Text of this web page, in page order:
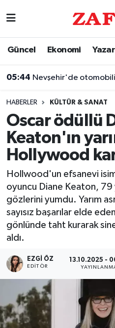
Güncel Ekonomi
05:44 Nevşehir'de
HABERLER KÜLTÜR & SANAT
Oscar ödüllü
Keaton'ın
Hollywood
Hollwood'un efsanevi
oyuncu Diane Keaton, 79
gözlerini yumdu. Yarım
sayısız başarılar elde
gönlünde taht kurarak
aldı.
EZGI ÖZ
EDITÖR
13.10.2025 -
Nöbetçi Eczaneler
Trafik Durumu
Süper Lig Puan
Tüm Manşetler
Son Dakika Haberleri
Haber Arşivi